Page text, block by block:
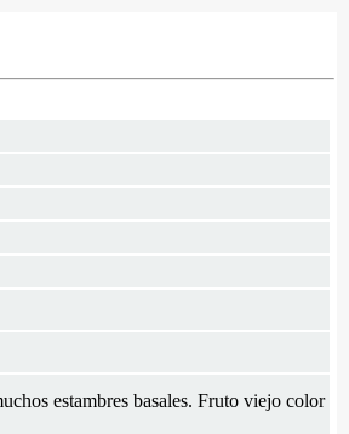
estambres basales. Fruto viejo color